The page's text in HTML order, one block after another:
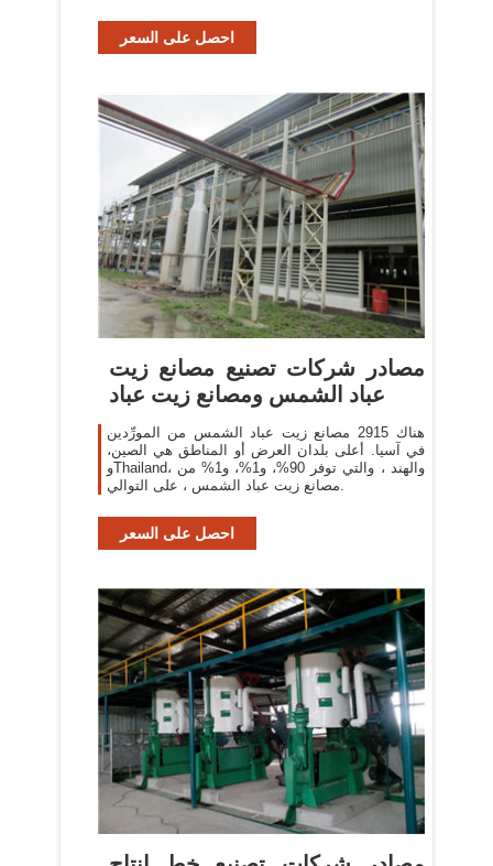
احصل على السعر
مصادر شركات تصنيع مصانع زيت
عباد الشمس ومصانع زيت عباد
هناك 2915 مصانع زيت عباد الشمس من المورِّدين
في آسيا. أعلى بلدان العرض أو المناطق هي الصين،
وThailand، والهند ، والتي توفر 90%، و1%، و1% من
مصانع زيت عباد الشمس ، على التوالي.
احصل على السعر